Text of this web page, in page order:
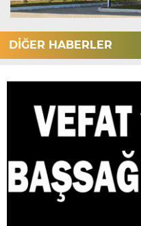
DİĞER HABERLER